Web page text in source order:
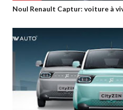
Noul Renault Captur: voiture à